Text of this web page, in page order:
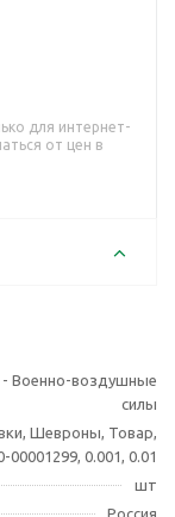
для интернет-
от цен в
Военно-воздушные
силы
Шевроны, Товар,
00001299, 0.001, 0.01
шт
Россия